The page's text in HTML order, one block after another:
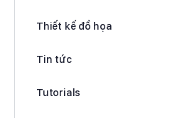
Thiết kế đồ họa
Tin tức
Tutorials